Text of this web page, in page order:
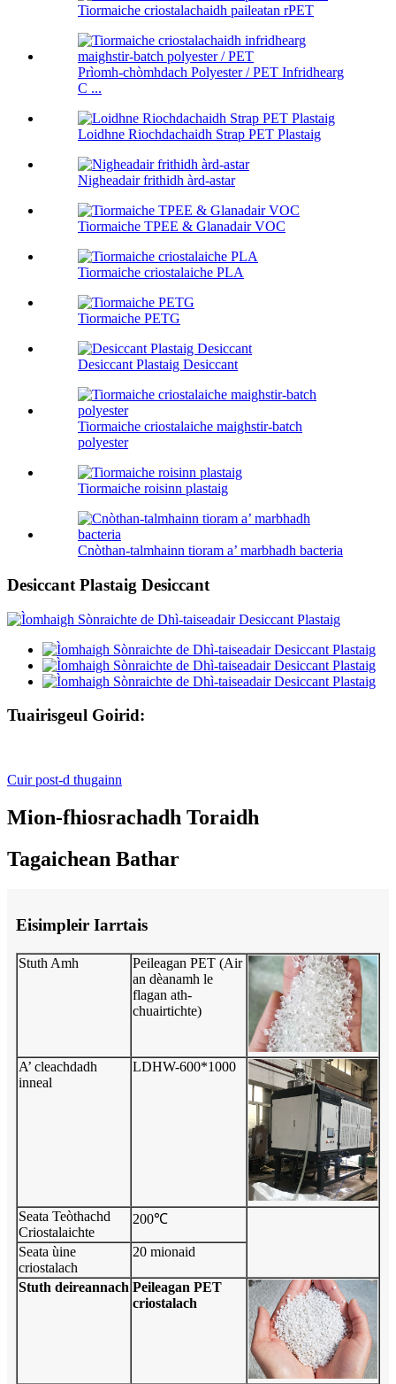
Tiormaiche criostalachaidh paileatan rPET
Prìomh-chòmhdach Polyester / PET Infridhearg
C ...
Loidhne Riochdachaidh Strap PET Plastaig
Nigheadair frithidh àrd-astar
Tiormaiche TPEE & Glanadair VOC
Tiormaiche criostalaiche PLA
Tiormaiche PETG
Desiccant Plastaig Desiccant
Tiormaiche criostalaiche maighstir-batch
polyester
Tiormaiche roisinn plastaig
Cnòthan-talmhainn tioram a’ marbhadh bacteria
Desiccant Plastaig Desiccant
Tuairisgeul Goirid:
Cuir post-d thugainn
Mion-fhiosrachadh Toraidh
Tagaichean Bathar
Eisimpleir Iarrtais
Stuth Amh
Peileagan PET (Air
an dèanamh le
flagan ath-
chuairtichte)
A’ cleachdadh
inneal
LDHW-600*1000
Seata Teòthachd
Criostalaichte
200℃
Seata ùine
criostalach
20 mionaid
Stuth deireannach Peileagan PET
criostalach